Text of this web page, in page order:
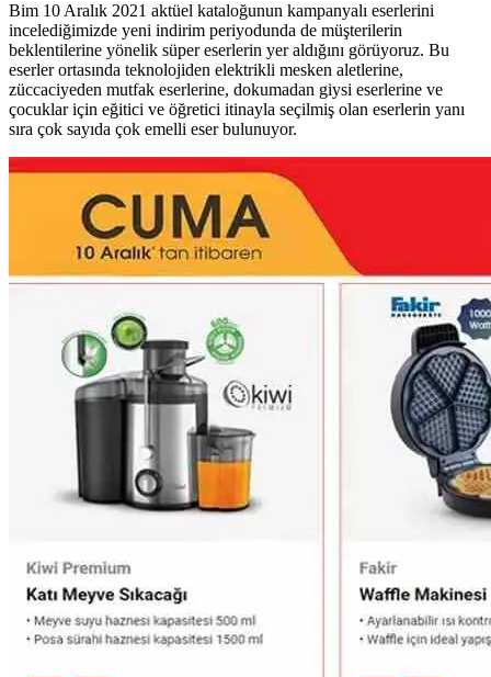
Bim 10 Aralık 2021 aktüel kataloğunun kampanyalı eserlerini
incelediğimizde yeni indirim periyodunda de müşterilerin
beklentilerine yönelik süper eserlerin yer aldığını görüyoruz. Bu
eserler ortasında teknolojiden elektrikli mesken aletlerine,
züccaciyeden mutfak eserlerine, dokumadan giysi eserlerine ve
çocuklar için eğitici ve öğretici itinayla seçilmiş olan eserlerin yanı
sıra çok sayıda çok emelli eser bulunuyor.